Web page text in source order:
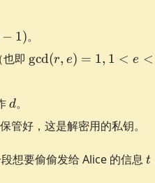
− 1)。
（也即 \gcd(r,e)=1,
1 < e < r
gcd(r, e) = 1, 1 < e <
d
d。
管好，这是解密用的私钥。
段想要偷偷发给 Alice 的信息t
t